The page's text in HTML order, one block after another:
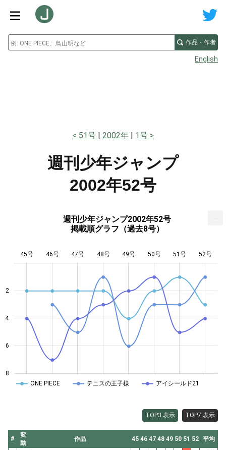
作品・作者
English
51号 2002年 1号
週刊少年ジャンプ
2002年52号
週刊少年ジャンプ2002年52号
掲載順グラフ（過去8号）
4
2
4
6
8
45号 46号 47号 48号 49号 50号 51号 52号
ONE PIECE テニスの王子様 アイシールド21
TOP3 表示 TOP7 表示
#
変
動
作品 45 46 47 48 49 50 51 52 平均